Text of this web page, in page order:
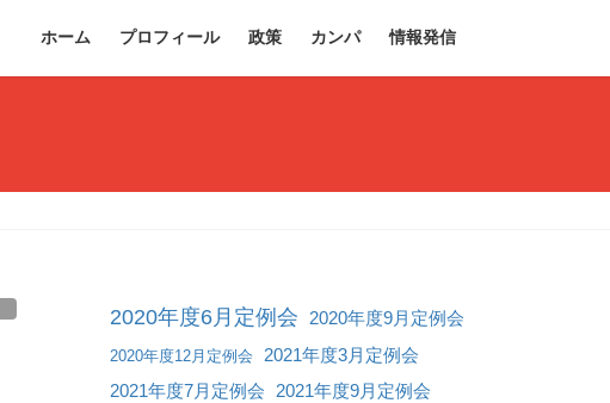
ホーム プロフィール 政策 カンパ 情報発信
2020年度6月定例会 2020年度9月定例会
2020年度12月定例会
2021年度3月定例会
2021年度7月定例会
2021年度9月定例会